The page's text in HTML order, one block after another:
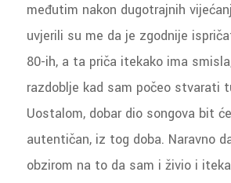
međutim nakon dugotrajnih
uvjerili su me da je zgodnije
80-ih, a ta priča itekako ima
razdoblje kad sam počeo stvarati
Uostalom, dobar dio songova bit
autentičan, iz tog doba. Naravno
obzirom na to da sam i živio i